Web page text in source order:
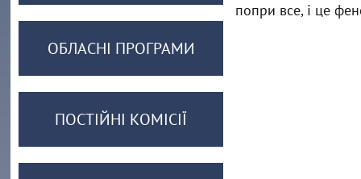
попри все, і це
ОБЛАСНІ ПРОГРАМИ
ПОСТІЙНІ КОМІСІЇ